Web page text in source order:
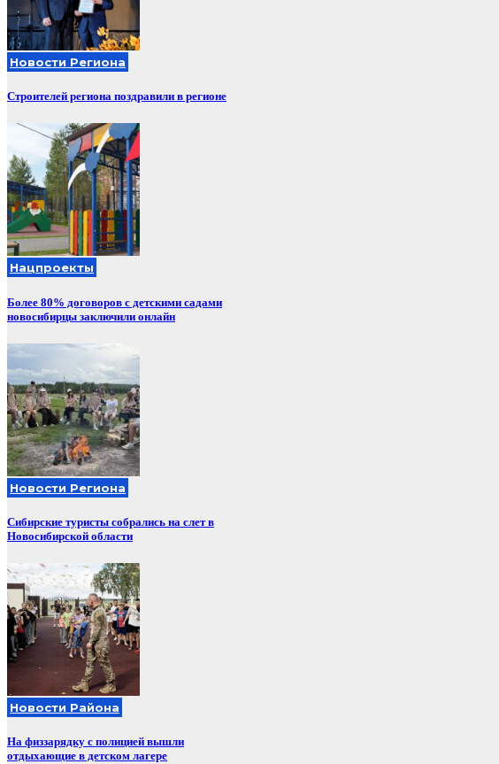
Новости Региона
Строителей региона поздравили в регионе
Нацпроекты
Более 80% договоров с детскими садами
новосибирцы заключили онлайн
Новости Региона
Сибирские туристы собрались на слет в
Новосибирской области
Новости Района
На физзарядку с полицией вышли
отдыхающие в детском лагере